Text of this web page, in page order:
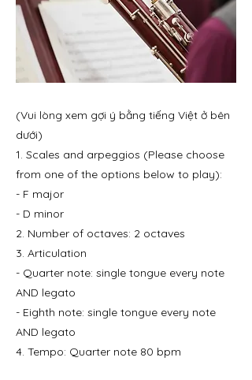
(Vui lòng xem gợi ý bằng tiếng Việt ở bên
dưới)
1. Scales and arpeggios (Please choose
from one of the options below to play):
- F major
- D minor
2. Number of octaves: 2 octaves
3. Articulation
- Quarter note: single tongue every note
AND legato
- Eighth note: single tongue every note
AND legato
4. Tempo: Quarter note 80 bpm